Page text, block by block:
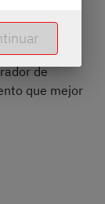
Globebus
de
que mejor